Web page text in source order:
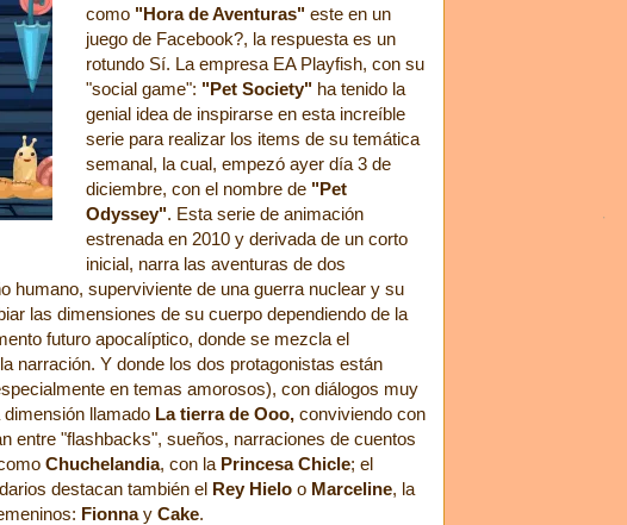
como "Hora de Aventuras" este en un
juego de Facebook?, la respuesta es un
rotundo Sí. La empresa EA Playfish, con su
"social game": "Pet Society" ha tenido la
genial idea de inspirarse en esta increíble
serie para realizar los items de su temática
semanal, la cual, empezó ayer día 3 de
diciembre, con el nombre de "Pet
Odyssey". Esta serie de animación
estrenada en 2010 y derivada de un corto
inicial, narra las aventuras de dos
humano, superviviente de una guerra nuclear y su
las dimensiones de su cuerpo dependiendo de la
futuro apocalíptico, donde se mezcla el
narración. Y donde los dos protagonistas están
en temas amorosos), con diálogos muy
llamado La tierra de Ooo, conviviendo con
entre "flashbacks", sueños, narraciones de cuentos
Chuchelandia, con la Princesa Chicle; el
destacan también el Rey Hielo o Marceline, la
Fionnay Cake.